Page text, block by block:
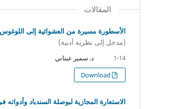
المقالات
الأسطورة مسيرة من العشوائية إلى اللوغوس
(مدخل إلى نظرية أدبية)
د. سمير عيتاني
1-14
الاستعارة المجازية لبوصلة السندباد